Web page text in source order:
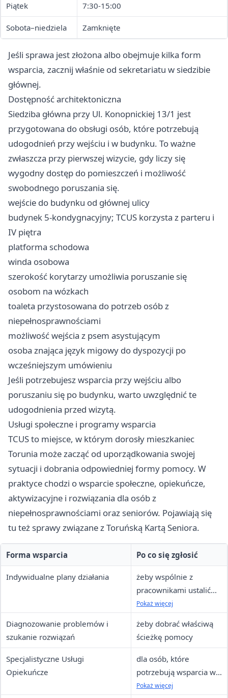
Piątek 7:30-15:00
Sobota–niedziela Zamknięte
Jeśli sprawa jest złożona albo obejmuje kilka form
wsparcia, zacznij właśnie od sekretariatu w siedzibie
głównej.
Dostępność architektoniczna
Siedziba główna przy Ul. Konopnickiej 13/1 jest
przygotowana do obsługi osób, które potrzebują
udogodnień przy wejściu i w budynku. To ważne
zwłaszcza przy pierwszej wizycie, gdy liczy się
wygodny dostęp do pomieszczeń i możliwość
swobodnego poruszania się.
wejście do budynku od głównej ulicy
budynek 5-kondygnacyjny; TCUS korzysta z parteru i
IV piętra
platforma schodowa
winda osobowa
szerokość korytarzy umożliwia poruszanie się
osobom na wózkach
toaleta przystosowana do potrzeb osób z
niepełnosprawnościami
możliwość wejścia z psem asystującym
osoba znająca język migowy do dyspozycji po
wcześniejszym umówieniu
Jeśli potrzebujesz wsparcia przy wejściu albo
poruszaniu się po budynku, warto uwzględnić te
udogodnienia przed wizytą.
Usługi społeczne i programy wsparcia
TCUS to miejsce, w którym dorosły mieszkaniec
Torunia może zacząć od uporządkowania swojej
sytuacji i dobrania odpowiedniej formy pomocy. W
praktyce chodzi o wsparcie społeczne, opiekuńcze,
aktywizacyjne i rozwiązania dla osób z
niepełnosprawnościami oraz seniorów. Pojawiają się
tu też sprawy związane z Toruńską Kartą Seniora.
Forma wsparcia Po co się zgłosić
Indywidualne plany działania
żeby wspólnie z
pracownikami ustalić
kolejne kroki i
Pokaż więcej
Diagnozowanie problemów i
szukanie rozwiązań
żeby dobrać właściwą
ścieżkę pomocy
Specjalistyczne Usługi
Opiekuńcze
dla osób, które
potrzebują wsparcia w
codziennym
Pokaż więcej